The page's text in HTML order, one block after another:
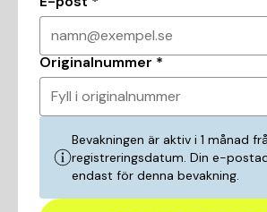
namn@exempel.se
Originalnummer *
Fyll i originalnummer
Bevakningen är aktiv i 1 månad
registreringsdatum. Din e-
endast för denna bevakning.